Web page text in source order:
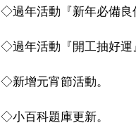
◇過年活動『新年必備良
◇過年活動『開工抽好運
◇新增元宵節活動。
◇小百科題庫更新。